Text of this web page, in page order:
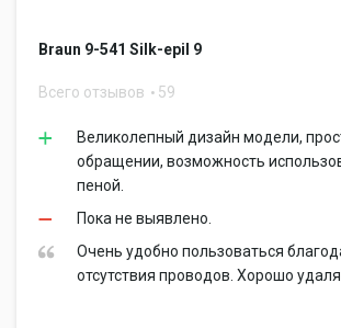
Braun 9-541 Silk-epil 9
Всего отзывов 59
Великолепный дизайн модели,
обращении, возможность
пеной.
Пока не выявлено.
Очень удобно пользоваться
отсутствия проводов. Хорошо